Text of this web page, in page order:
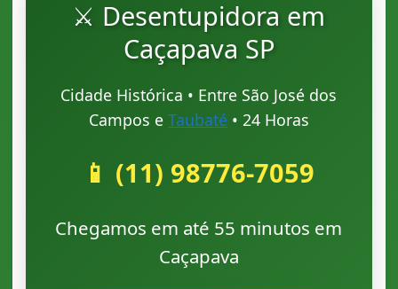
⚔️ Desentupidora em
Caçapava SP
Cidade Histórica • Entre São José dos
Campos e Taubaté • 24 Horas
📱 (11) 98776-7059
Chegamos em até 55 minutos em
Caçapava